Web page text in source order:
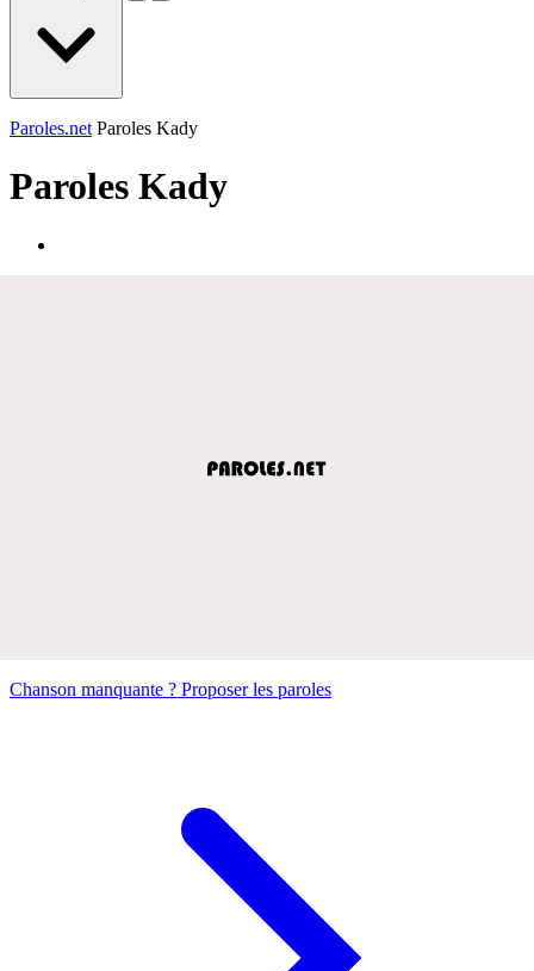
Paroles.net Paroles Kady
Paroles Kady
Chanson manquante ? Proposer les paroles